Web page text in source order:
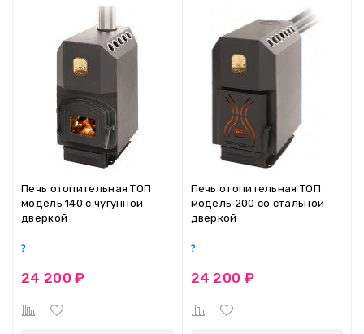
Печь отопительная ТОП
модель 140 с чугунной
дверкой
24 200 ₽
Печь отопительная ТОП
модель 200 со стальной
дверкой
24 200 ₽